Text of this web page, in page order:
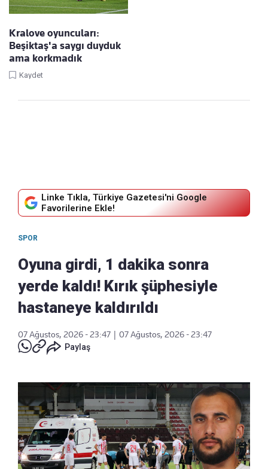
Kralove oyuncuları:
Beşiktaş'a saygı duyduk
ama korkmadık
Kaydet
Linke Tıkla, Türkiye Gazetesi'ni Google
Favorilerine Ekle!
SPOR
Oyuna girdi, 1 dakika sonra
yerde kaldı! Kırık şüphesiyle
hastaneye kaldırıldı
07 Ağustos, 2026 - 23:47
07 Ağustos, 2026 - 23:47
Paylaş